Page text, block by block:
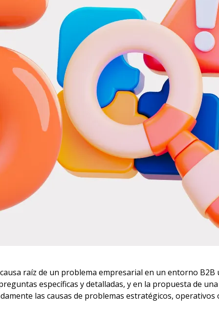
raíz de un problema empresarial en un entorno
específicas y detalladas, y en la propuesta de
las causas de problemas estratégicos,